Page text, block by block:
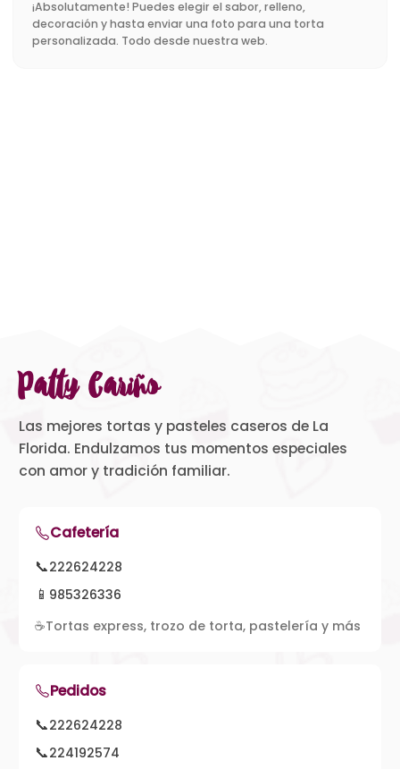
¡Absolutamente! Puedes elegir el sabor, relleno,
decoración y hasta enviar una foto para una torta
personalizada. Todo desde nuestra web.
Patty Cariño
Las mejores tortas y pasteles caseros de La
Florida. Endulzamos tus momentos especiales
con amor y tradición familiar.
Cafetería
📞222624228
📱 985326336
☕Tortas express, trozo de torta, pastelería y más
Pedidos
📞222624228
📞224192574